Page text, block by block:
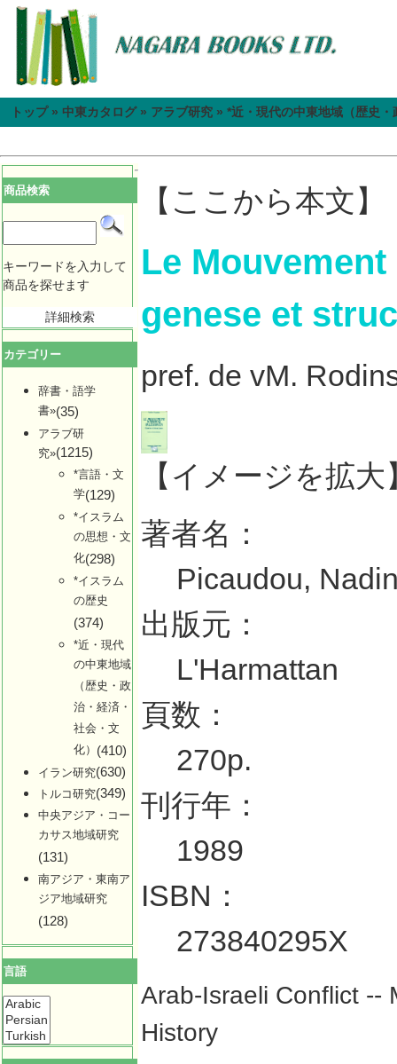
トップ» 中東カタログ» アラブ研究 » *近・現代の中東地域（歴史
商品検索
キーワードを入力して
商品を探せます
詳細検索
カテゴリー
辞書・語学
書»(35)
アラブ研
究»(1215)
*言語・文
学(129)
*イスラム
の思想・文
化(298)
*イスラム
の歴史
(374)
*近・現代
の中東地域
（歴史・政
治・経済・
社会・文
化） (410)
イラン研究(630)
トルコ研究(349)
中央アジア・コー
カサス地域研究
(131)
南アジア・東南ア
ジア地域研究
(128)
言語
【ここから本文】
Le
genese et
pref. de vM.
【イメージを拡大
著者名：
Picaudou,
出版元：
L'Harmattan
頁数：
270p.
刊行年：
1989
ISBN：
273840295X
Arab-Israeli Conflict --
History